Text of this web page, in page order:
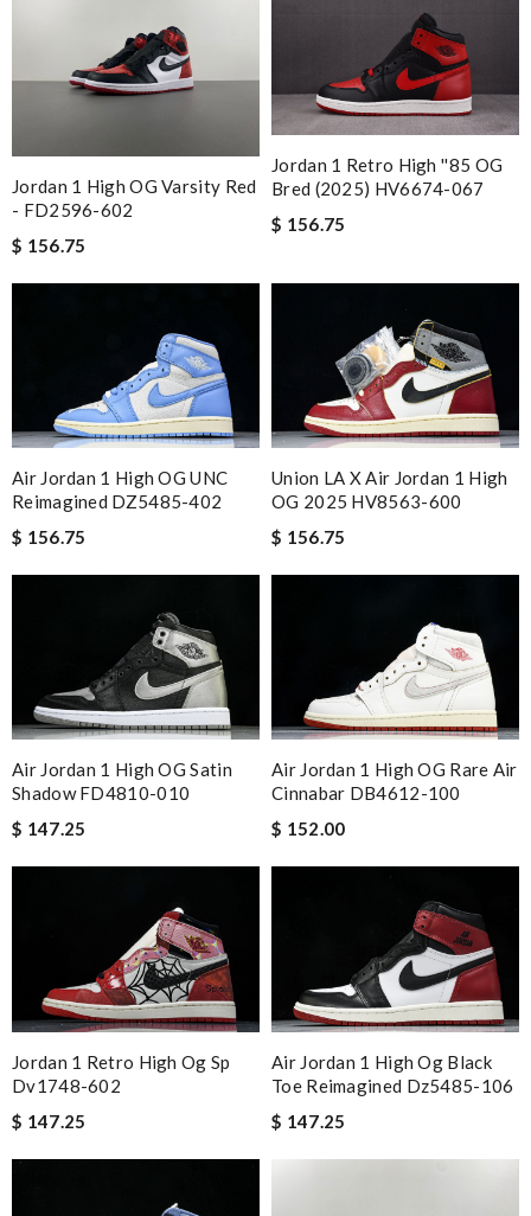
Jordan 1 High OG Varsity Red
- FD2596-602
$ 156.75
Jordan 1 Retro High ''85 OG
Bred (2025) HV6674-067
$ 156.75
Air Jordan 1 High OG UNC
Reimagined DZ5485-402
$ 156.75
Union LA X Air Jordan 1 High
OG 2025 HV8563-600
$ 156.75
Air Jordan 1 High OG Satin
Shadow FD4810-010
$ 147.25
Air Jordan 1 High OG Rare Air
Cinnabar DB4612-100
$ 152.00
Jordan 1 Retro High Og Sp
Dv1748-602
$ 147.25
Air Jordan 1 High Og Black
Toe Reimagined Dz5485-106
$ 147.25